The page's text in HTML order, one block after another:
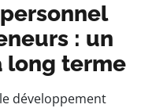
: un
long terme
développement